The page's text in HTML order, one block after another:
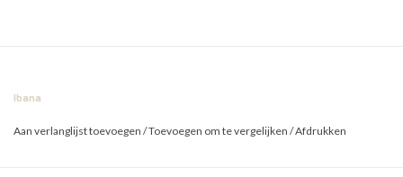
Ibana
Aan verlanglijst toevoegen /Toevoegen om te vergelijken /Afdrukken